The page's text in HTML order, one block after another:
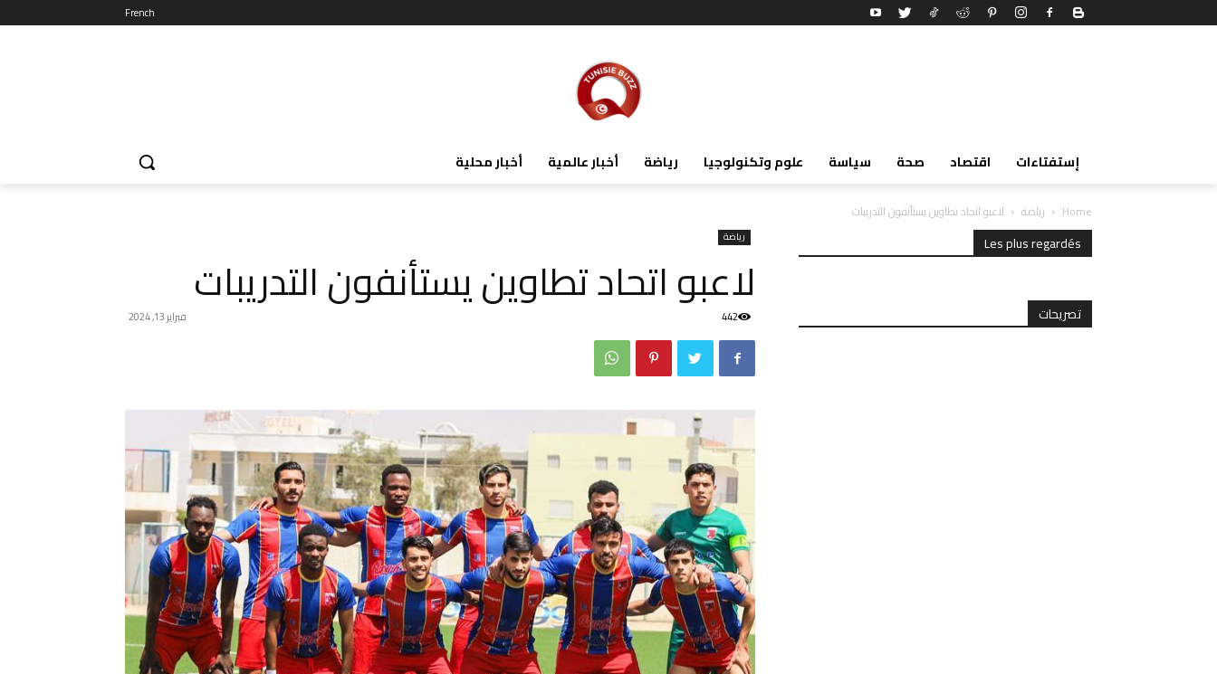
French
أخبار محلية أخبار عالمية رياضة علوم وتكنولوجيا سياسة صحة اقتصاد إستفتاءات
Home رياضة لاعبو اتحاد تطاوين يستأنفون التدريبات
رياضة
لاعبو اتحاد تطاوين يستأنفون التدريبات
فبراير 13, 2024 442
Les plus regardés
تصريحات